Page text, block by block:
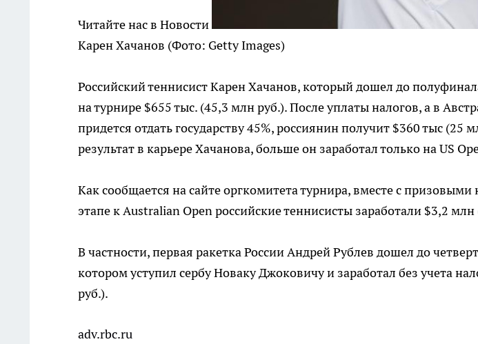
Читайте нас в Новости
Карен Хачанов (Фото: Getty Images)
Российский теннисист Карен Хачанов, который дошел до
на турнире $655 тыс. (45,3 млн руб.). После уплаты налогов, а в
придется отдать государству 45%, россиянин получит $360 тыс (25
результат в карьере Хачанова, больше он заработал только на US
Как сообщается на сайте оргкомитета турнира, вместе с
этапе к Australian Open российские теннисисты заработали $3,2
В частности, первая ракетка России Андрей Рублев дошел до
котором уступил сербу Новаку Джоковичу и заработал без учета
руб.).
adv.rbc.ru